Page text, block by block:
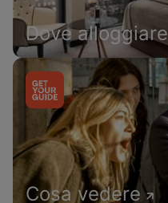
Dove alloggiare
Cosa vedere